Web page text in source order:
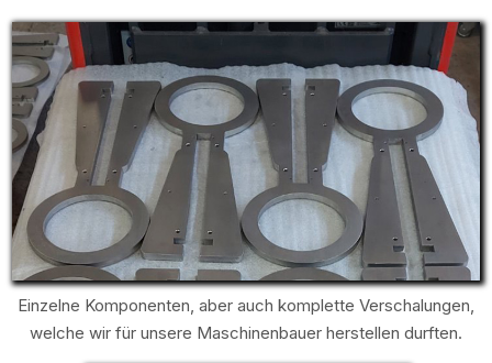
Einzelne Komponenten, aber auch komplette Verschalungen,
welche wir für unsere Maschinenbauer herstellen durften.